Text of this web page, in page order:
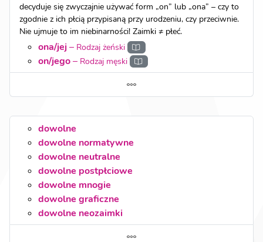
decyduje się zwyczajnie używać form „on” lub „ona” – czy to
zgodnie z ich płcią przypisaną przy urodzeniu, czy przeciwnie.
Nie ujmuje to im niebinarności! Zaimki ≠ płeć.
ona/jej – Rodzaj żeński
on/jego – Rodzaj męski
dowolne
dowolne normatywne
dowolne neutralne
dowolne postpłciowe
dowolne mnogie
dowolne graficzne
dowolne neozaimki